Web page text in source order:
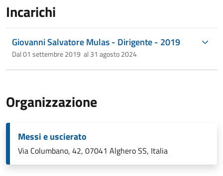
Incarichi
Giovanni Salvatore Mulas - Dirigente - 2019
Dal 01 settembre 2019 al 31 agosto 2024
Organizzazione
Messi e uscierato
Via Columbano, 42, 07041 Alghero SS, Italia